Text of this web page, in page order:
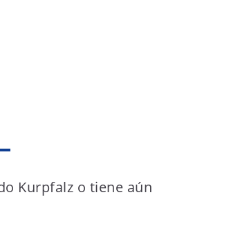
Kurpfalz o tiene aún